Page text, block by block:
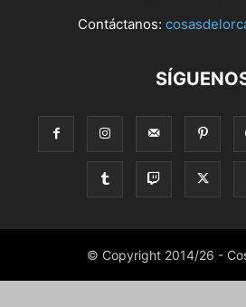
Contáctanos:
© Copyright 2014/26 -